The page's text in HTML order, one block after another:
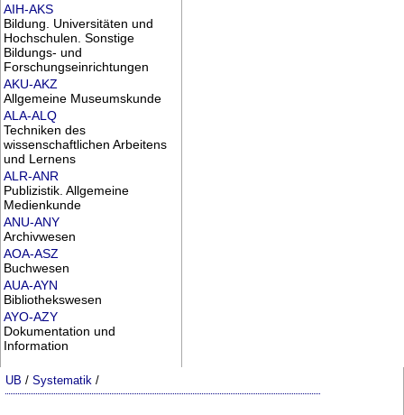
AIH-AKS
Bildung. Universitäten und
Hochschulen. Sonstige
Bildungs- und
Forschungseinrichtungen
AKU-AKZ
Allgemeine Museumskunde
ALA-ALQ
Techniken des
wissenschaftlichen Arbeitens
und Lernens
ALR-ANR
Publizistik. Allgemeine
Medienkunde
ANU-ANY
Archivwesen
AOA-ASZ
Buchwesen
AUA-AYN
Bibliothekswesen
AYO-AZY
Dokumentation und
Information
UB /Systematik /